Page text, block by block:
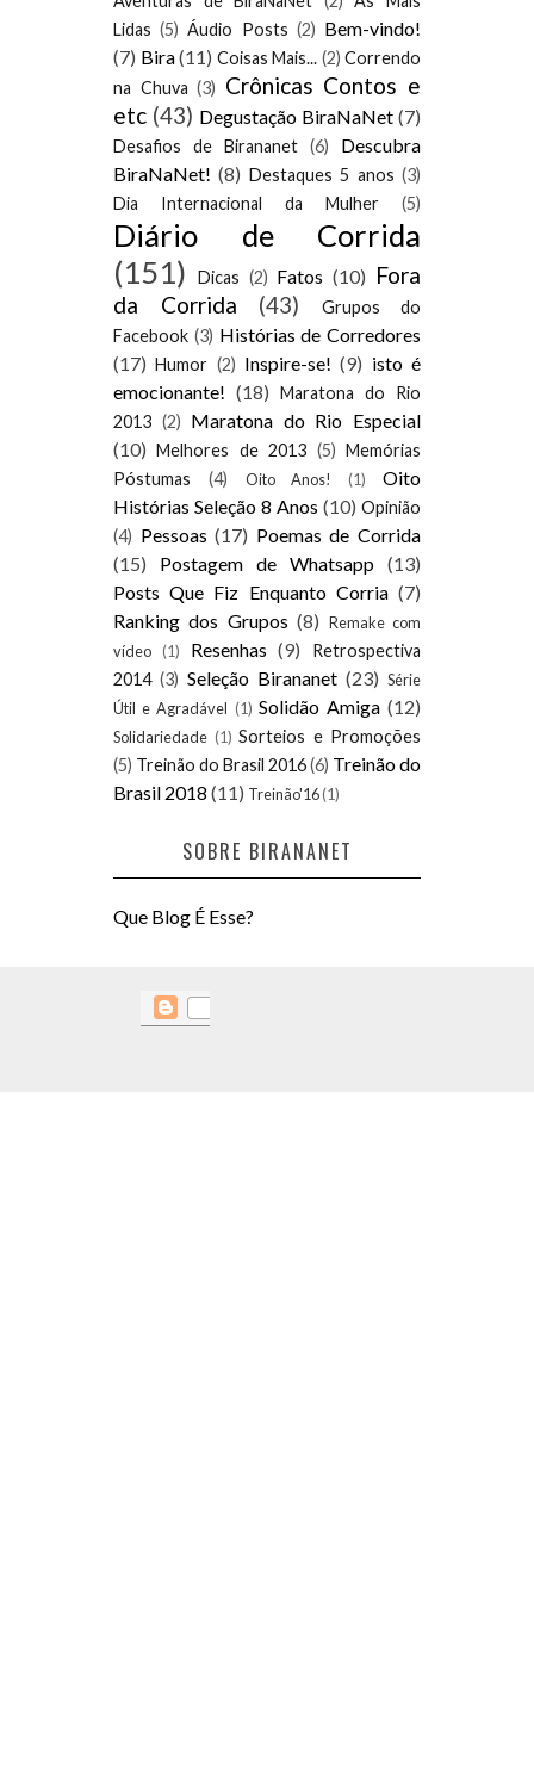
Lidas (5) Áudio Posts (2) Bem-vindo!
(7) Bira(11) Coisas Mais... (2) Correndo
na Chuva (3) Crônicas Contos e
etc (43) Degustação BiraNaNet (7)
Desafios de Birananet (6)
Descubra
BiraNaNet! (8) Destaques 5 anos (3)
Dia Internacional da Mulher
(5)
Diário de Corrida
(151)
Dicas (2) Fatos (10) Fora
da Corrida
(43)
Grupos do
Facebook (3) Histórias de Corredores
(17) Humor (2) Inspire-se! (9) isto é
emocionante! (18) Maratona do Rio
2013 (2) Maratona do Rio Especial
(10) Melhores de 2013 (5) Memórias
Póstumas
(4) Oito Anos! (1)
Oito
Histórias Seleção 8 Anos (10) Opinião
(4) Pessoas (17) Poemas de Corrida
(15)
Postagem de Whatsapp (13)
Posts Que Fiz Enquanto Corria (7)
Ranking dos Grupos (8) Remake com
vídeo
(1) Resenhas (9)
Retrospectiva
2014 (3) Seleção Birananet (23) Série
Útil e Agradável (1) Solidão Amiga (12)
Solidariedade (1) Sorteios e Promoções
(5) Treinão do Brasil 2016(6) Treinão do
Brasil 2018 (11) Treinão'16(1)
SOBRE BIRANANET
Que Blog É Esse?